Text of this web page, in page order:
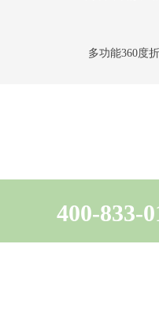
多功能360度
400-833-